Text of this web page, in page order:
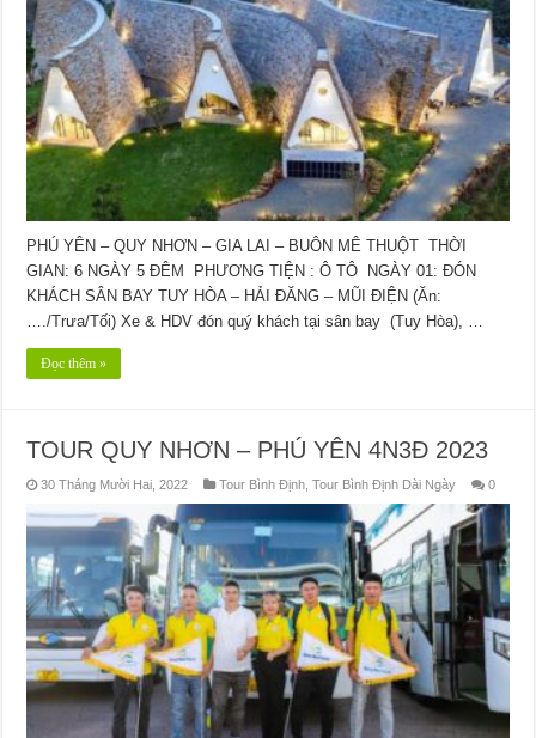
PHÚ YÊN – QUY NHƠN – GIA LAI – BUÔN MÊ THUỘT THỜI
GIAN: 6 NGÀY 5 ĐÊM PHƯƠNG TIỆN : Ô TÔ NGÀY 01: ĐÓN
KHÁCH SÂN BAY TUY HÒA – HẢI ĐĂNG – MŨI ĐIỆN (Ăn:
…./Trưa/Tối) Xe & HDV đón quý khách tại sân bay (Tuy Hòa), …
Đọc thêm »
TOUR QUY NHƠN – PHÚ YÊN 4N3Đ 2023
30 Tháng Mười Hai, 2022 Tour Bình Định ,Tour Bình Định Dài Ngày 0